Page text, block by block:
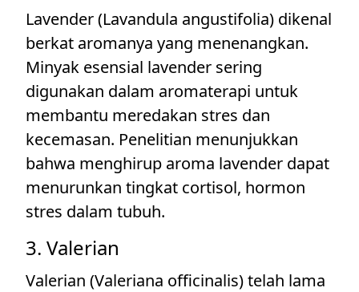
Lavender (Lavandula angustifolia) dikenal
berkat aromanya yang menenangkan.
Minyak esensial lavender sering
digunakan dalam aromaterapi untuk
membantu meredakan stres dan
kecemasan. Penelitian menunjukkan
bahwa menghirup aroma lavender dapat
menurunkan tingkat cortisol, hormon
stres dalam tubuh.
3. Valerian
Valerian (Valeriana officinalis) telah lama